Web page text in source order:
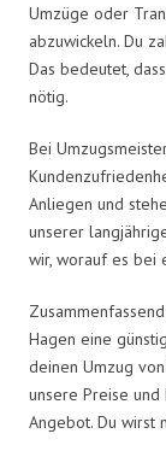
Umzüge oder
abzuwickeln. Du
Das bedeutet,
nötig.
Bei
Anliegen und
unserer
wir, worauf es bei
Hagen eine
deinen Umzug
unsere Preise
Angebot. Du wirst